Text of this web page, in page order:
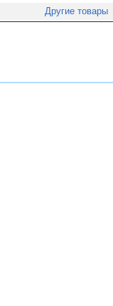
Другие товары